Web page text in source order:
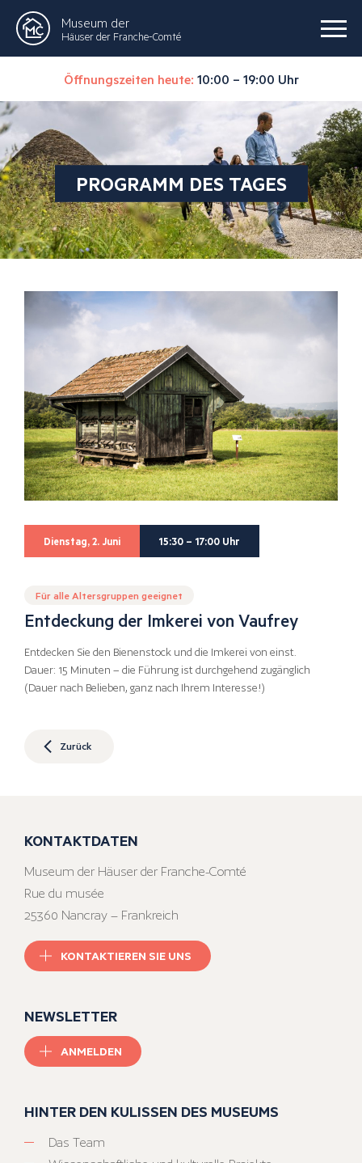
Museum der
Häuser der Franche-Comté
Öffnungszeiten heute: 10:00 – 19:00 Uhr
PROGRAMM DES TAGES
Dienstag, 2. Juni 15:30 – 17:00 Uhr
Für alle Altersgruppen geeignet
Entdeckung der Imkerei von Vaufrey
Entdecken Sie den Bienenstock und die Imkerei von einst.
Dauer: 15 Minuten – die Führung ist durchgehend zugänglich
(Dauer nach Belieben, ganz nach Ihrem Interesse!)
Zurück
KONTAKTDATEN
Museum der Häuser der Franche-Comté
Rue du musée
25360 Nancray – Frankreich
KONTAKTIEREN SIE UNS
NEWSLETTER
ANMELDEN
HINTER DEN KULISSEN DES MUSEUMS
Das Team